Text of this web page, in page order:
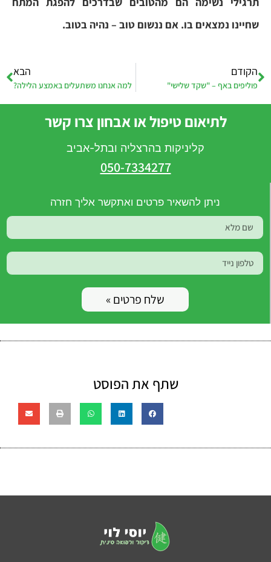
שחיינו נמצאים בו. אם ננשום טוב – נהיה בטוב.
הקודם
פוליפים באף – "שקד שלישי"
הבא
למה אנחנו משתעלים באמצע הלילה?
לתיאום טיפול או אבחון צרו קשר
קליניקות בהרצליה ובתל-אביב
050-7334277
ניתן להשאיר פרטים ואתקשר אליך חזרה
שלח פרטים »
שתף את הפוסט